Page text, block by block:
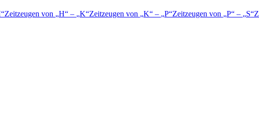
Zeitzeugen von H – K Zeitzeugen von K – P Zeitzeugen von P – S